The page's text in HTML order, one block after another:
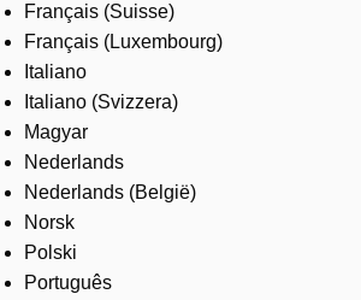
Français (Suisse)
Français (Luxembourg)
Italiano
Italiano (Svizzera)
Magyar
Nederlands
Nederlands (België)
Norsk
Polski
Português